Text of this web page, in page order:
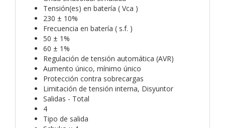
Tensión(es) en batería ( Vca )
230 ± 10%
Frecuencia en batería ( s.f. )
50 ± 1%
60 ± 1%
Regulación de tensión automática (AVR)
Aumento único, mínimo único
Protección contra sobrecargas
Limitación de tensión interna, Disyuntor
Salidas - Total
4
Tipo de salida